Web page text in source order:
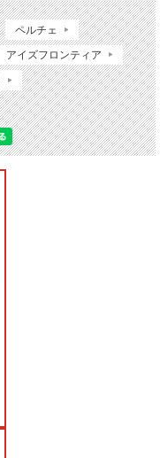
ペルチェ
アイズフロンティア